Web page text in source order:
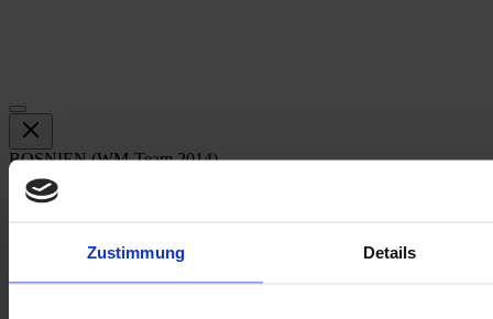
Zustimmung Details
BOSNIEN (WM-Team 2014)
Einzelsticker
Benachrichtigen Sie mich, wenn das Produkt auf Lager ist